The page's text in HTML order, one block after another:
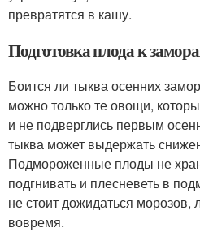
превратятся в кашу.
Подготовка плода к
Боится ли тыква осенних
можно только те овощи,
и не подверглись первым
тыква может выдержать
Подмороженные плоды не
подгнивать и плесневеть в
не стоит дожидаться морозов,
вовремя.